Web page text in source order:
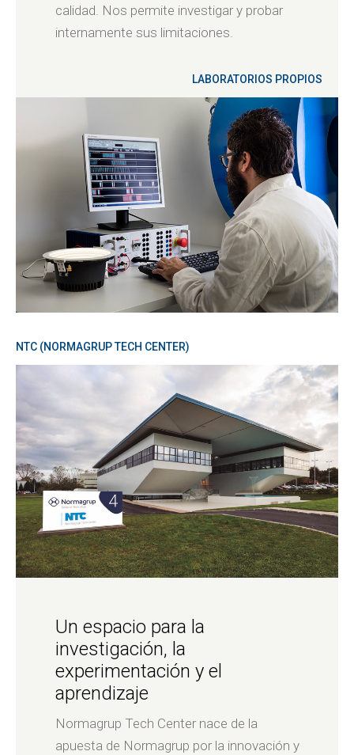
calidad. Nos permite investigar y probar
internamente sus limitaciones.
LABORATORIOS PROPIOS
NTC (NORMAGRUP TECH CENTER)
Un espacio para la
investigación, la
experimentación y el
aprendizaje
Normagrup Tech Center nace de la
apuesta de Normagrup por la innovación y